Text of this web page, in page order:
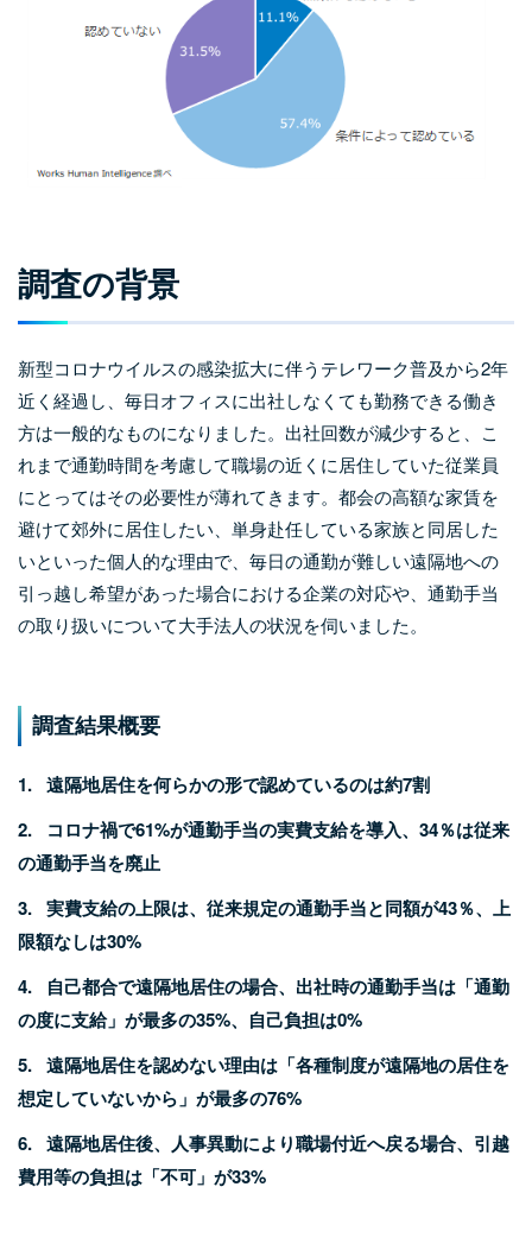
調査の背景
新型コロナウイルスの感染拡大に伴うテレワーク普及から2年
近く経過し、毎日オフィスに出社しなくても勤務できる働き
方は一般的なものになりました。出社回数が減少すると、こ
れまで通勤時間を考慮して職場の近くに居住していた従業員
にとってはその必要性が薄れてきます。都会の高額な家賃を
避けて郊外に居住したい、単身赴任している家族と同居した
いといった個人的な理由で、毎日の通勤が難しい遠隔地への
引っ越し希望があった場合における企業の対応や、通勤手当
の取り扱いについて大手法人の状況を伺いました。
調査結果概要
1. 遠隔地居住を何らかの形で認めているのは約7割
2. コロナ禍で61%が通勤手当の実費支給を導入、34％は従来
の通勤手当を廃止
3. 実費支給の上限は、従来規定の通勤手当と同額が43％、上
限額なしは30%
4. 自己都合で遠隔地居住の場合、出社時の通勤手当は「通勤
の度に支給」が最多の35%、自己負担は0%
5. 遠隔地居住を認めない理由は「各種制度が遠隔地の居住を
想定していないから」が最多の76%
6. 遠隔地居住後、人事異動により職場付近へ戻る場合、引越
費用等の負担は「不可」が33%